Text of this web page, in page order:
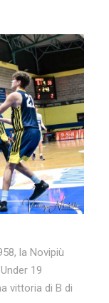
la Novipiù
19
vittoria di B di